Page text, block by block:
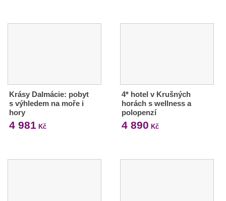
Krásy Dalmácie: pobyt
s výhledem na moře i
hory
4 981 Kč
4* hotel v Krušných
horách s wellness a
polopenzí
4 890 Kč